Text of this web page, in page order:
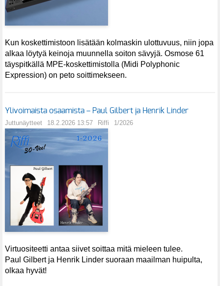
Kun koskettimistoon lisätään kolmaskin ulottuvuus, niin jopa
alkaa löytyä keinoja muunnella soiton sävyjä. Osmose 61
täyspitkällä MPE-koskettimistolla (Midi Polyphonic
Expression) on peto soittimekseen.
Ylivoimaista osaamista – Paul Gilbert ja Henrik Linder
Juttunäytteet 18.2.2026 13:57 Riffi 1/2026
Virtuositeetti antaa siivet soittaa mitä mieleen tulee.
Paul Gilbert ja Henrik Linder suoraan maailman huipulta,
olkaa hyvät!